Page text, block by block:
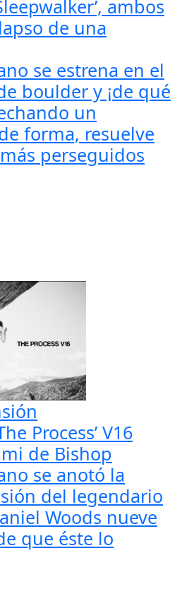
ambos
de una
se estrena en el
boulder y ¡de qué
un
forma, resuelve
perseguidos
Process’ V16
de Bishop
se anotó la
del legendario
Woods nueve
que éste lo